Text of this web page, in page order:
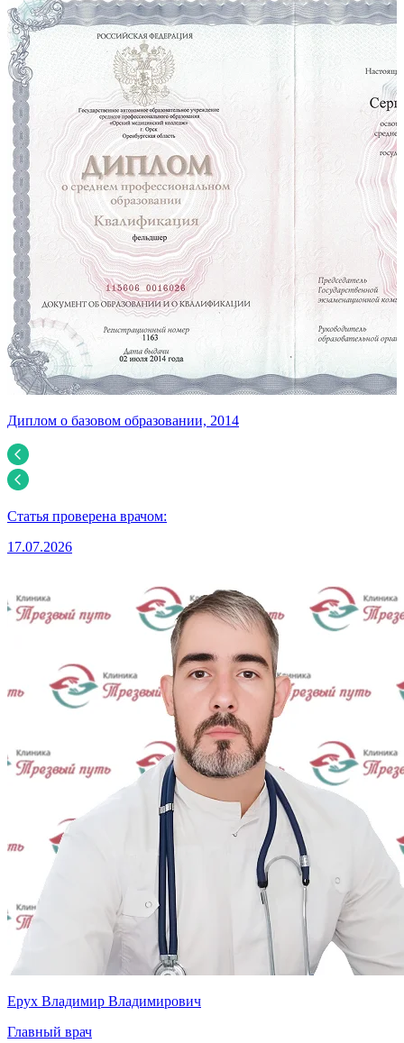
Диплом о базовом образовании, 2014
Статья проверена врачом:
17.07.2026
Ерух Владимир Владимирович
Главный врач